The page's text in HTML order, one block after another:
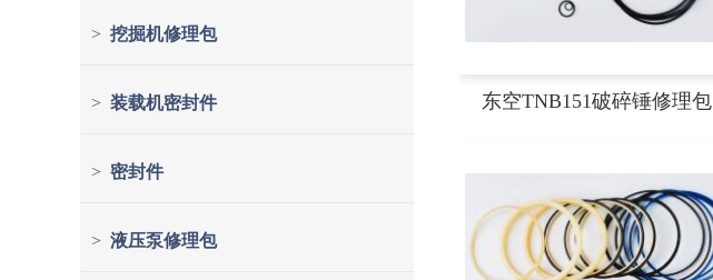
> 挖掘机修理包
> 装载机密封件
> 密封件
> 液压泵修理包
东空TNB151破碎锤修理包